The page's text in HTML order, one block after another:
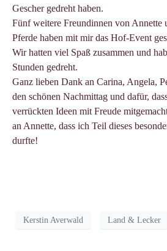
Gescher gedreht haben.
Fünf weitere Freundinnen von Annette
Pferde haben mit mir das Hof-Event
Wir hatten viel Spaß zusammen und
Stunden gedreht.
Ganz lieben Dank an Carina, Angela,
den schönen Nachmittag und dafür,
verrückten Ideen mit Freude
an Annette, dass ich Teil dieses
durfte!
Kerstin Averwald Land & Lecker